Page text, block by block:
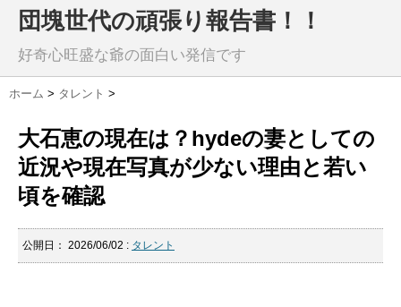
団塊世代の頑張り報告書！！
好奇心旺盛な爺の面白い発信です
ホーム > タレント >
大石恵の現在は？hydeの妻としての
近況や現在写真が少ない理由と若い
頃を確認
公開日： 2026/06/02 : タレント